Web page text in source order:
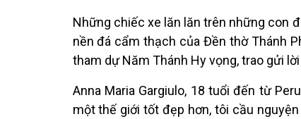
Những chiếc xe lăn lăn trên những con
nền đá cẩm thạch của Đền thờ Thánh
tham dự Năm Thánh Hy vọng, trao gửi
Anna Maria Gargiulo, 18 tuổi đến từ
một thế giới tốt đẹp hơn, tôi cầu